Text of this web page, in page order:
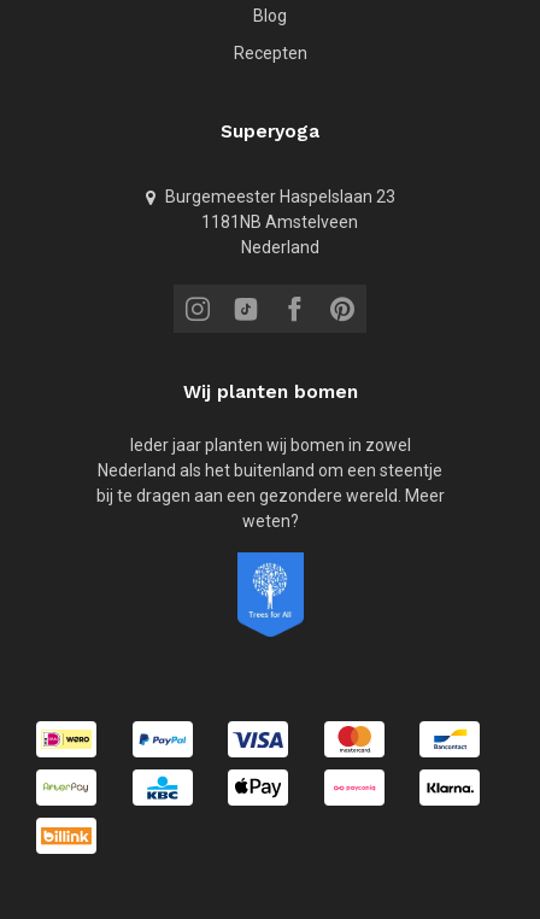
Blog
Recepten
Superyoga
Burgemeester Haspelslaan 23
1181NB Amstelveen
Nederland
Wij planten bomen
Ieder jaar planten wij bomen in zowel
Nederland als het buitenland om een steentje
bij te dragen aan een gezondere wereld. Meer
weten?